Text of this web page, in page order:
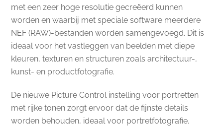
met een zeer hoge resolutie gecreëerd kunnen
worden en waarbij met speciale software meerdere
NEF (RAW)-bestanden worden samengevoegd. Dit is
ideaal voor het vastleggen van beelden met diepe
kleuren, texturen en structuren zoals architectuur-,
kunst- en productfotografie.
De nieuwe Picture Control instelling voor portretten
met rijke tonen zorgt ervoor dat de fijnste details
worden behouden, ideaal voor portretfotografie.